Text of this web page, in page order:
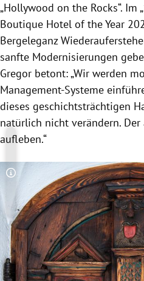
„Hollywood on the Rocks“. Im
Boutique Hotel of the Year
Bergeleganz
sanfte Modernisierungen
Gregor betont: „Wir werden
Management-Systeme
dieses geschichtsträchtigen
natürlich nicht verändern.
aufleben.“
Copyright-Hinweis öffnen/